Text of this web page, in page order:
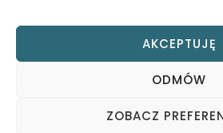
AKCEPTUJĘ
ODMÓW
ZOBACZ
Polityka prywatności|